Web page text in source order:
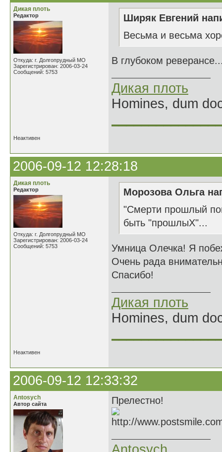
Дикая плоть
Редактор
Откуда: г. Долгопрудный МО
Зарегистрирован: 2006-03-24
Сообщений: 5753
Ширяк Евгений
Весьма и весьма
В глубоком
Дикая плоть
Homines, dum
Неактивен
2006-09-12 12:28:18
Дикая плоть
Редактор
Откуда: г. Долгопрудный МО
Зарегистрирован: 2006-03-24
Сообщений: 5753
Морозова Ольга
"Смерти прошлый
быть "прошлыХ"...
Умница Олечка! Я
Очень рада
Спасибо!
Дикая плоть
Homines, dum
Неактивен
2006-09-12 12:33:32
Antosych
Автор сайта Прелестно!